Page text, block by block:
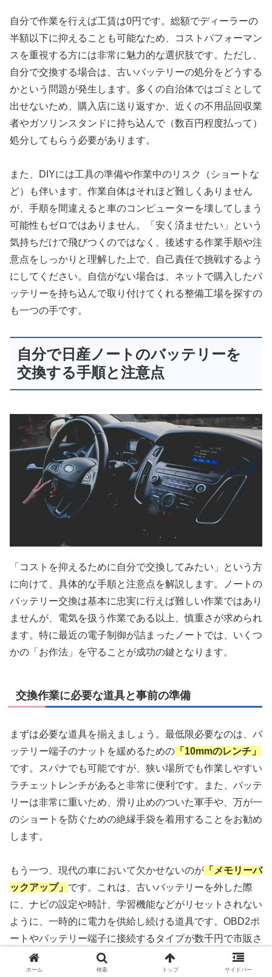
自分で作業を行えば工賃は0円です。総額でディーラーの
半額以下に抑えることも可能なため、コストパフォーマン
スを重視する方には非常に魅力的な選択肢です。ただし、
自分で交換する場合は、古いバッテリーの処分をどうする
かという問題が発生します。多くの自治体ではゴミとして
出せないため、購入店に送り返すか、近くの不用品回収業
者やガソリンスタンドに持ち込んで（数百円程度払って）
処分してもらう必要があります。
また、DIYには工具の準備や作業中のリスク（ショートな
ど）も伴います。作業自体はそれほど難しくありません
が、手順を間違えると車のコンピューターを壊してしまう
可能性もゼロではありません。「安く済ませたい」という
気持ちだけで飛びつくのではなく、後述する作業手順や注
意点をしっかりと理解した上で、自己責任で挑戦するよう
にしてください。自信がない場合は、ネットで購入したバ
ッテリーを持ち込んで取り付けてくれる整備工場を探すの
も一つの手です。
自分で日産ノートのバッテリーを
交換する手順と注意点
「コストを抑えるために自分で交換してみたい」という方
に向けて、具体的な手順と注意点を解説します。ノートの
バッテリー交換は基本に忠実に行えば難しい作業ではあり
ませんが、電気を扱う作業である以上、慎重さが求められ
ます。特に最近の電子制御が詰まったノートでは、いくつ
かの「お作法」を守ることが成功の鍵となります。
交換作業に必要な道具と事前の準備
まずは必要な道具を揃えましょう。最低限必要なのは、バ
ッテリー端子のナットを緩めるための 「10mmのレンチ」
です。スパナでも可能ですが、狭い場所でも作業しやすい
ラチェットレンチがあると非常に便利です。また、バッテ
リーは非常に重いため、滑り止めのついた軍手や、万が一
のショートを防ぐための絶縁手袋を着用することをお勧め
します。
もう一つ、現代の車において欠かせないのが 「メモリーバ
ックアップ」 です。これは、古いバッテリーを外した際
に、ナビの設定や時計、学習機能などがリセットされない
ように、一時的に電力を供給し続ける道具です。OBD2ポ
ートやバッテリー端子に接続するタイプが数千円で市販さ
れています。これを使わずに交換すると、アイドリングが
不安定になったり、パワーウィンドウのオート機能が効か
ホーム 検索 トップ サイドバー